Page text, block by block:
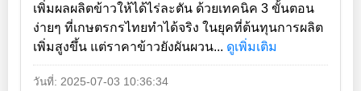
เพิ่มผลผลิตข้าวให้ได้ไร่ละตัน ด้วยเทคนิค 3 ขั้นตอน
ง่ายๆ ที่เกษตรกรไทยทำได้จริง ในยุคที่ต้นทุนการผลิต
เพิ่มสูงขึ้น แต่ราคาข้าวยังผันผวน... ดูเพิ่มเติม
วันที่: 2025-07-03 10:36:34